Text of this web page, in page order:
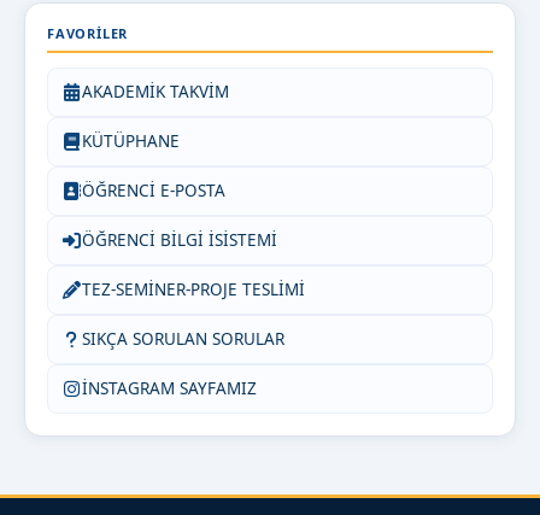
FAVORILER
AKADEMİK TAKVİM
KÜTÜPHANE
ÖĞRENCİ E-POSTA
ÖĞRENCİ BİLGİ İSİSTEMİ
TEZ-SEMİNER-PROJE TESLİMİ
SIKÇA SORULAN SORULAR
İNSTAGRAM SAYFAMIZ